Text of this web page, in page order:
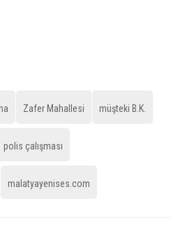
Zafer Mahallesi müşteki B.K.
polis çalışması
malatyayenises.com